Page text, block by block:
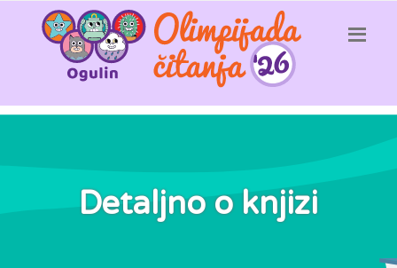
Detaljno o knjizi